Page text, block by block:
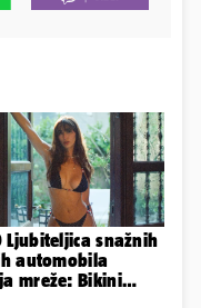
Ljubiteljica snažnih
automobila
mreže: Bikini